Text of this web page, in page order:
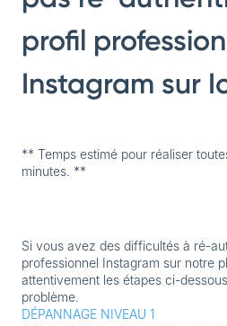
profil
Instagram sur
** Temps estimé pour réaliser
minutes. **
Si vous avez des difficultés à ré-
professionnel Instagram sur notre
attentivement les étapes ci-
problème.
DÉPANNAGE NIVEAU 1